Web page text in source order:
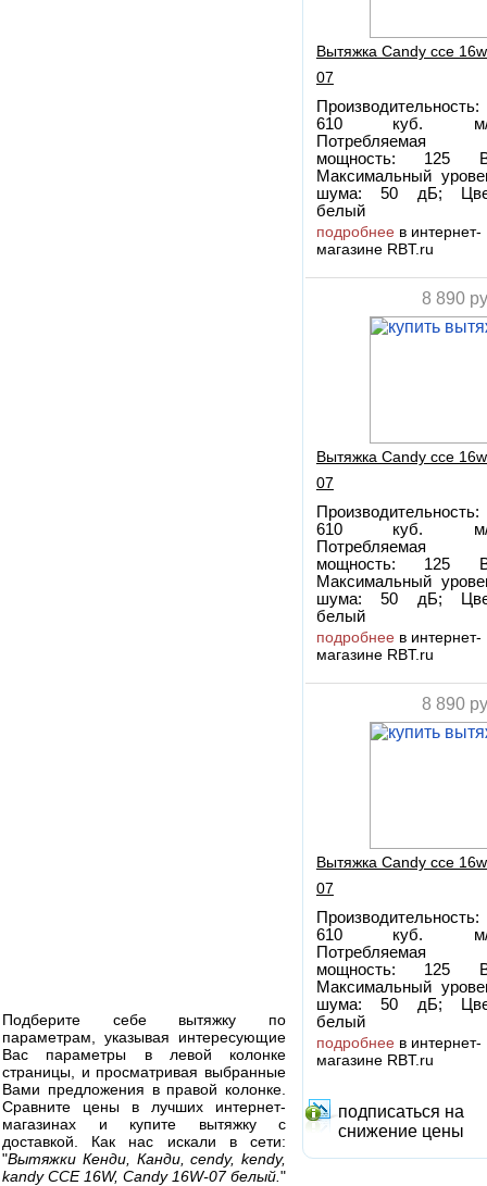
Вытяжка Candy cce
07
Производительность:
610 куб. м/
Потребляемая
мощность: 125
Максимальный
шума: 50 дБ;
белый
подробнеев интернет-
магазине RBT.ru
8 890
Вытяжка Candy cce
07
Производительность:
610 куб. м/
Потребляемая
мощность: 125
Максимальный
шума: 50 дБ;
белый
подробнеев интернет-
магазине RBT.ru
8 890
Вытяжка Candy cce
07
Производительность:
610 куб. м/
Потребляемая
мощность: 125
Максимальный
шума: 50 дБ;
белый
подробнеев интернет-
магазине RBT.ru
подписаться на
снижение цены
Подберите себе вытяжку по
параметрам, указывая интересующие
Вас параметры в левой колонке
страницы, и просматривая выбранные
Вами предложения в правой колонке.
Сравните цены в лучших интернет-
магазинах и купите вытяжку с
доставкой. Как нас искали в сети:
"Вытяжки Кенди, Канди, cendy, kendy,
kandy CCE 16W, Candy 16W-07 белый. "